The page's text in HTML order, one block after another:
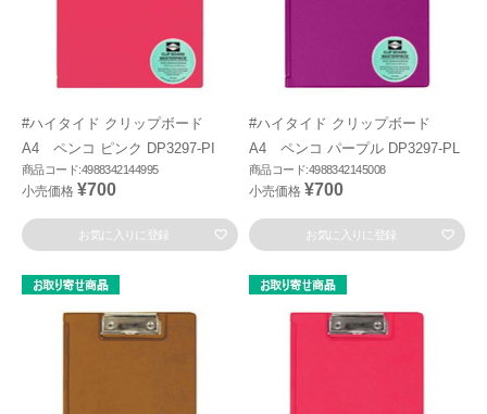
#ハイタイド クリップボード
A4 ペンコ ピンク DP3297-PI
商品コード:4988342144995
小売価格 ¥700
お気に入りに登録
#ハイタイド クリップボード
A4 ペンコ パープル DP3297-PL
商品コード:4988342145008
小売価格 ¥700
お気に入りに登録